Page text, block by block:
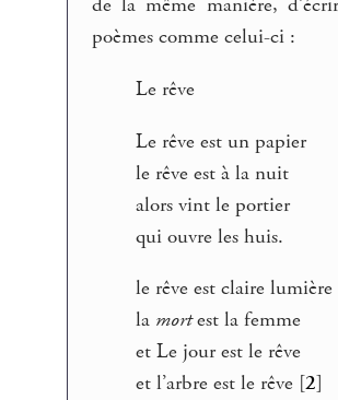
de la même manière,
poèmes comme celui-ci :
Le rêve
Le rêve est un papier
le rêve est à la nuit
alors vint le portier
qui ouvre les huis.
le rêve est claire lumière
la mortest la femme
et Le jour est le rêve
et l’arbre est le rêve [2]